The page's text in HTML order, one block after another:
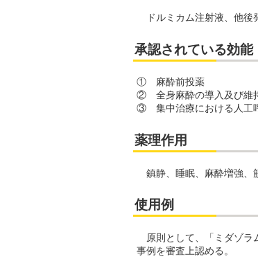
ドルミカム注射液、他後
承認されている効能
① 麻酔前投薬
② 全身麻酔の導入及び維
③ 集中治療における人工
薬理作用
鎮静、睡眠、麻酔増強、
使用例
原則として、「ミダゾラ
事例を審査上認める。